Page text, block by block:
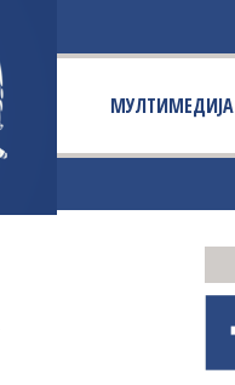
МУЛТИМЕДИЈА